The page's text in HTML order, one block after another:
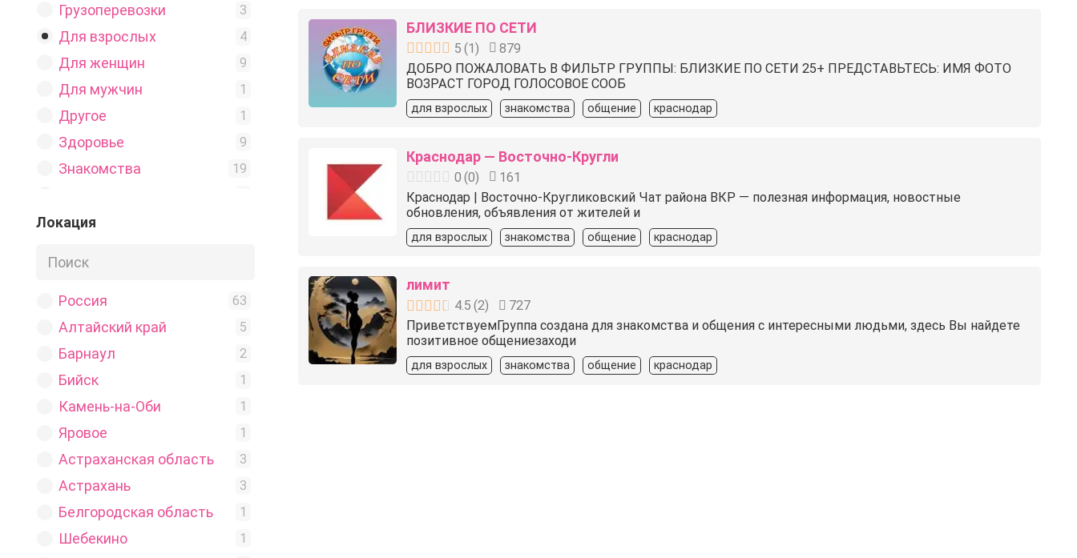
Грузоперевозки 3
Для взрослых 4
Для женщин 9
Для мужчин 1
Другое 1
Здоровье 9
Знакомства 19
Косметика
Мода 2
Музыка 3
Недвижимость 2
Новости 12
Обмен 1
Общение 34
Объявления 18
Одежда 3
Питание 4
Подработка 5
Локация
Россия 63
Алтайский край 5
Барнаул 2
Бийск 1
Камень-на-Оби 1
Яровое 1
Астраханская область 3
Астрахань 3
Белгородская область 1
Шебекино 1
БЛИЗКИЕ ПО СЕТИ
5 (1)
879
ДОБРО ПОЖАЛОВАТЬ В ФИЛЬТР ГРУППЫ: БЛИЗКИЕ ПО СЕТИ 25+ ПРЕДСТАВЬТЕСЬ: ИМЯ ФОТО
ВОЗРАСТ ГОРОД ГОЛОСОВОЕ СООБ
для взрослых знакомства общение краснодар
Краснодар — Восточно-Кругли
0 (0)
161
Краснодар | Восточно-Кругликовский Чат района ВКР — полезная информация, новостные
обновления, объявления от жителей и
для взрослых знакомства общение краснодар
лимит
4.5 (2)
727
Приветствуем️Группа создана для знакомства и общения с интересными людьми, здесь Вы найдете
позитивное общениезаходи
для взрослых знакомства общение краснодар